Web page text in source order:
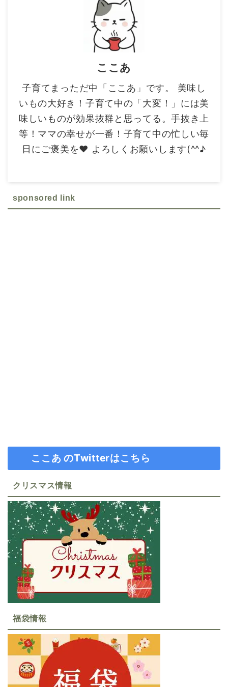
ここあ
子育てまっただ中「ここあ」です。 美味し
いもの大好き！子育て中の「大変！」には美
味しいものが効果抜群と思ってる。手抜き上
等！ママの幸せが一番！子育て中の忙しい毎
日にご褒美を❤ よろしくお願いします(^^♪
sponsored link
ここあ のTwitterはこちら
クリスマス情報
福袋情報